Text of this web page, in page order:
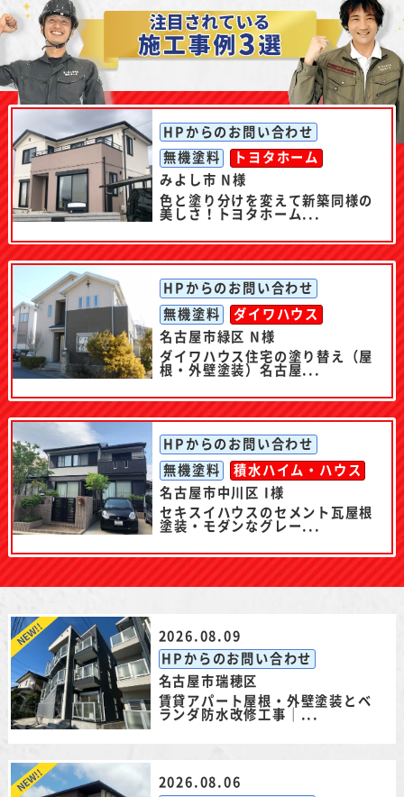
HPからのお問い合わせ
無機塗料
トヨタホーム
みよし市 N様
色と塗り分けを変えて新築同様の
美しさ！トヨタホーム...
HPからのお問い合わせ
無機塗料
ダイワハウス
名古屋市緑区 N様
ダイワハウス住宅の塗り替え（屋
根・外壁塗装）名古屋...
HPからのお問い合わせ
無機塗料
積水ハイム・ハウス
名古屋市中川区 I様
セキスイハウスのセメント瓦屋根
塗装・モダンなグレー...
2026.08.09
HPからのお問い合わせ
名古屋市瑞穂区
賃貸アパート屋根・外壁塗装とベ
ランダ防水改修工事｜...
2026.08.06